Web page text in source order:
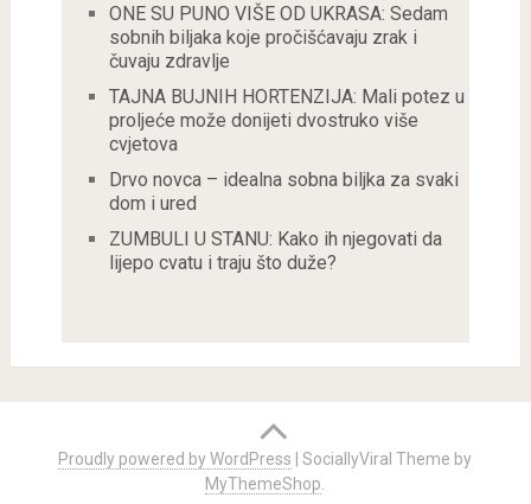
ONE SU PUNO VIŠE OD UKRASA: Sedam
sobnih biljaka koje pročišćavaju zrak i
čuvaju zdravlje
TAJNA BUJNIH HORTENZIJA: Mali potez u
proljeće može donijeti dvostruko više
cvjetova
Drvo novca – idealna sobna biljka za svaki
dom i ured
ZUMBULI U STANU: Kako ih njegovati da
lijepo cvatu i traju što duže?
Proudly powered by WordPress |SociallyViral Theme by
MyThemeShop